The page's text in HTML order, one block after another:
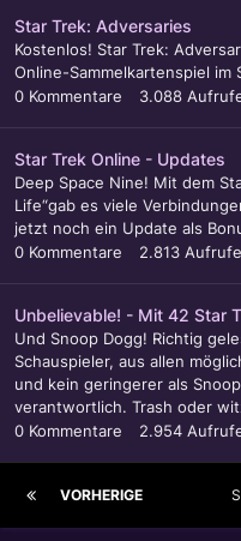
Star Trek: Adversaries
Kostenlos! Star Trek:
Online-Sammelkartenspiel im
0 Kommentare 3.088
Star Trek Online - Updates
Deep Space Nine! Mit dem
Life“gab es viele
jetzt noch ein Update als
0 Kommentare 2.813 Aufrufe
Unbelievable! - Mit 42 Star
Und Snoop Dogg! Richtig
Schauspieler, aus allen
und kein geringerer als
verantwortlich. Trash oder
0 Kommentare 2.954
VORHERIGE